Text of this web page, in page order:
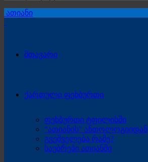
ათიანი
მთავარი
ქართული ფეხბურთი
ფეხბურთი ტფილისში
“ათიანის” ანთოლოგიიდან
გვეშველება რამე?
საუბრები ათიანში